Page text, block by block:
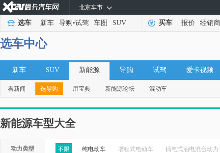
北京车市
选车 新车 导购•试驾 车图 SUV 买车 报价 经销商
选车中心
新车 SUV 新能源 导购 试驾 爱卡视频
看新闻 选导购 用宝典 新能源论坛 混动车
新能源车型大全
动力类型 不限 纯电动车 增程式电动车 插电式油电混合动力